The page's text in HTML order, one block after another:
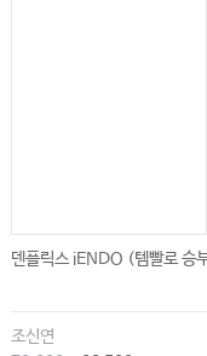
덴플릭스 iENDO (템빨로 승
조신연